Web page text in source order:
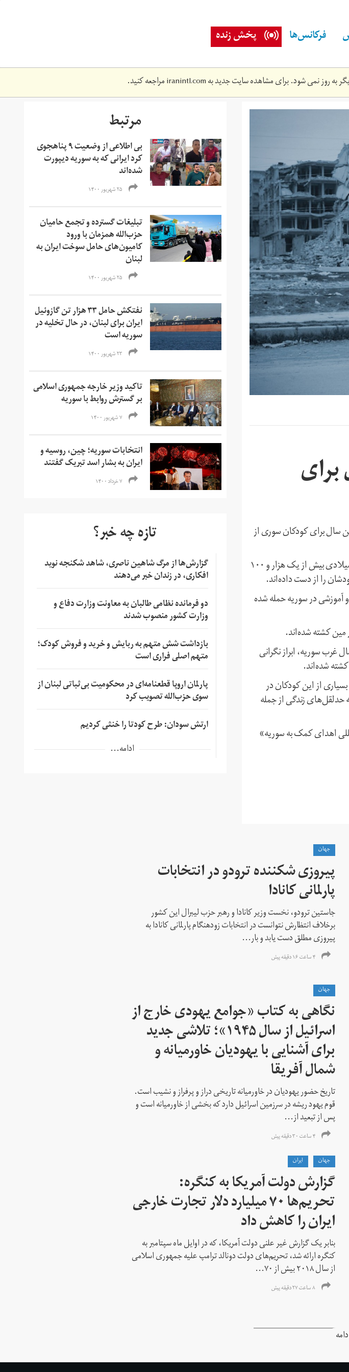
فرکانس‌ها پخش زنده
به روز نمی شود. برای مشاهده سایت جدید بهiranintl.comمراجعه کنید.
برای
سال برای کودکان سوری از
بر اساس داده‌های گزارش تازه یونیسف، که روز دوشنبه ۲۰ اسفند‌ماه منتشر شد، در سال گذشته میلادی بیش از یک هزار و ۱۰۰
را از دست داده‌اند.
میلادی ۲۶۲ مرتبه به مراکز درمانی و آموزشی در سوریه حمله شده
سوریه، ابراز نگرانی
از این کودکان در
حدلقل‌های زندگی از جمله
اهدای کمک به سوریه»
مرتبط
بی اطلاعی از وضعیت ۹ پناهجوی
کرد ایرانی که به سوریه دیپورت
شده‌اند
۲۵ شهریور ۱۴۰۰
تبلیغات گسترده و تجمع حامیان
حزب‌الله همزمان با ورود
کامیون‌های حامل سوخت ایران به
لبنان
۲۵ شهریور ۱۴۰۰
نفتکش حامل ۳۳ هزار تن گازوئیل
ایران برای لبنان، در حال تخلیه در
سوریه است
۲۳ شهریور ۱۴۰۰
تاکید وزیر خارجه جمهوری اسلامی
بر گسترش روابط با سوریه
۷ شهریور ۱۴۰۰
انتخابات سوریه؛ چین، روسیه و
ایران به بشار اسد تبریک گفتند
۷ خرداد ۱۴۰۰
تازه چه خبر؟
گزارش‌ها از مرگ شاهین ناصری، شاهد شکنجه نوید
افکاری، در زندان خبر می‌دهند
دو فرمانده نظامی طالبان به معاونت وزارت دفاع و
وزارت کشور منصوب شدند
بازداشت شش متهم به ربایش و خرید و فروش کودک؛
متهم اصلی فراری است
پارلمان اروپا قطعنامه‌ای در محکومیت بی‌ثباتی لبنان از
سوی حزب‌الله تصویب کرد
ارتش سودان: طرح کودتا را خنثی کردیم
ادامه...
جهان
پیروزی شکننده ترودو در انتخابات
پارلمانی کانادا
جاستین ترودو، نخست وزیر کانادا و رهبر حزب لیبرال این کشور
برخلاف انتظارش نتوانست در انتخابات زود‌هنگام پارلمانی کانادا به
پیروزی مطلق دست یابد و بار...
۴ ساعت ۱۶ دقیقه پیش
جهان
نگاهی به کتاب «جوامع یهودی خارج از
اسرائیل از سال ۱۹۴۵»؛ تلاشی جدید
برای آشنایی با یهودیان خاورمیانه و
شمال آفریقا
تاریخ حضور یهودیان در خاورمیانه تاریخی دراز و پرفراز و نشیب است.
قوم یهود ریشه در سرزمین اسرائیل دارد که بخشی از خاورمیانه است و
پس از تبعید از...
۴ ساعت ۳۰ دقیقه پیش
جهان
ايران
گزارش دولت آمریکا به کنگره:
تحریم‌ها ۷۰ میلیارد دلار تجارت خارجی
ایران را کاهش داد
بنابر یک گزارش غیر علنی دولت آمریکا، که در اوایل ماه سپتامبر به
کنگره ارائه شد، تحریم‌های دولت دونالد ترامپ علیه جمهوری اسلامی
از سال ۲۰۱۸ بیش از ۷۰...
۸ ساعت ۲۷ دقیقه پیش